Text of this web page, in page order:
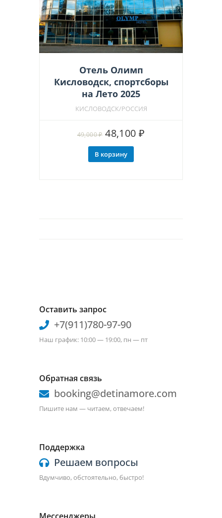
Отель Олимп
Кисловодск, спортсборы
на Лето 2025
КИСЛОВОДСК/РОССИЯ
49,000₽ Первоначальная
цена
составляла
48,100₽
В корзину
Оставить запрос
+7(911)780-97-90
Наш график: 10:00 — 19:00, пн — пт
Обратная связь
booking@detinamore.com
Пишите нам — читаем, отвечаем!
Поддержка
Решаем вопросы
Вдумчиво, обстоятельно, быстро!